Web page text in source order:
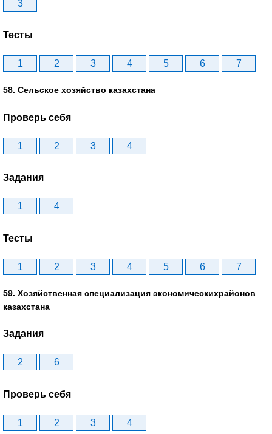
3
Тесты
1 2 3 4 5 6 7
58. Сельское хозяйство казахстана
Проверь себя
1 2 3 4
Задания
1 4
Тесты
1 2 3 4 5 6 7
59. Хозяйственная специализация экономическихрайонов
казахстана
Задания
2 6
Проверь себя
1 2 3 4